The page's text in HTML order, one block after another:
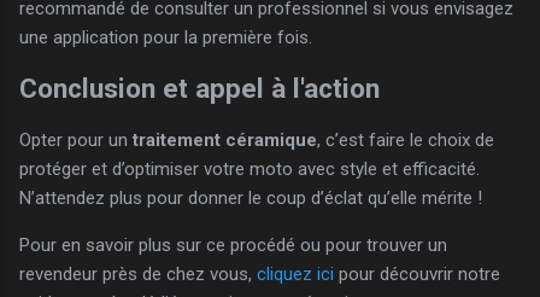
recommandé de consulter un professionnel si vous envisagez
une application pour la première fois.
Conclusion et appel à l'action
Opter pour un traitement céramique, c’est faire le choix de
protéger et d’optimiser votre moto avec style et efficacité.
N’attendez plus pour donner le coup d’éclat qu’elle mérite !
Pour en savoir plus sur ce procédé ou pour trouver un
revendeur près de chez vous, cliquez ici pour découvrir notre